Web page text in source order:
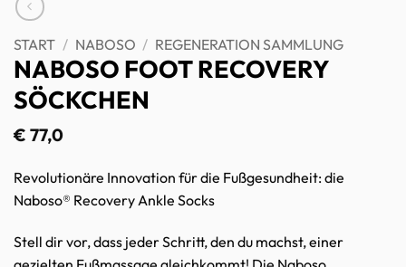
START / NABOSO / REGENERATION SAMMLUNG
NABOSO FOOT RECOVERY
SÖCKCHEN
€ 77,0
Revolutionäre Innovation für die Fußgesundheit: die
Naboso® Recovery Ankle Socks
Stell dir vor, dass jeder Schritt, den du machst, einer